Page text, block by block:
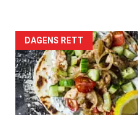
Forsiden
akkurat
nå
DAGENS RETT